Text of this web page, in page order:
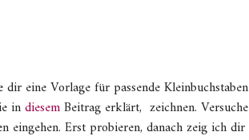
eine Vorlage für passende
indiesemBeitrag erklärt, zeichnen.
eingehen. Erst probieren, danach zeig ich dir